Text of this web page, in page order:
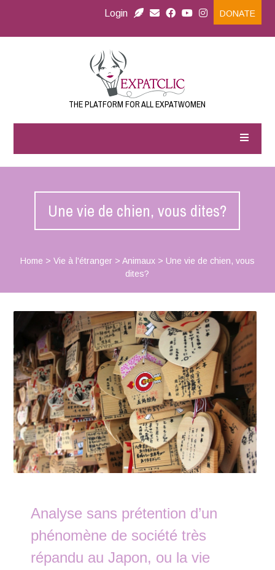
Login DONATE
THE PLATFORM FOR ALL EXPATWOMEN
Une vie de chien, vous dites?
Home > Vie à l'étranger> Animaux> Une vie de chien, vous
dites?
Analyse sans prétention d’un
phénomène de société très
répandu au Japon, ou la vie